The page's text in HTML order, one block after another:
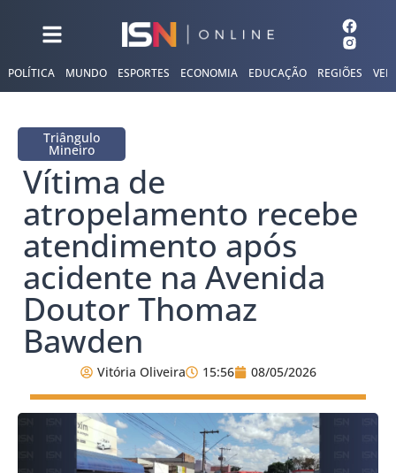
POLÍTICA MUNDO ESPORTES ECONOMIA EDUCAÇÃO REGIÕES
Triângulo
Mineiro
Vítima de
atropelamento recebe
atendimento após
acidente na Avenida
Doutor Thomaz
Bawden
Vitória Oliveira 15:56 08/05/2026